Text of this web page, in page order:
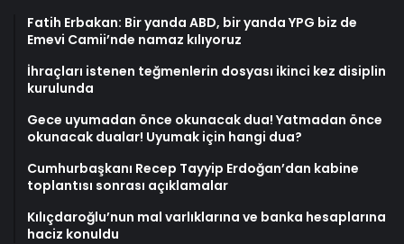
Fatih Erbakan: Bir yanda ABD, bir yanda YPG biz de
Emevi Camii’nde namaz kılıyoruz
İhraçları istenen teğmenlerin dosyası ikinci kez disiplin
kurulunda
Gece uyumadan önce okunacak dua! Yatmadan önce
okunacak dualar! Uyumak için hangi dua?
Cumhurbaşkanı Recep Tayyip Erdoğan’dan kabine
toplantısı sonrası açıklamalar
Kılıçdaroğlu’nun mal varlıklarına ve banka hesaplarına
haciz konuldu